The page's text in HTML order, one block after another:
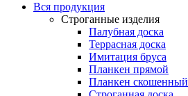
Вся продукция
Строганные изделия
Палубная доска
Террасная доска
Имитация бруса
Планкен прямой
Планкен скошенный